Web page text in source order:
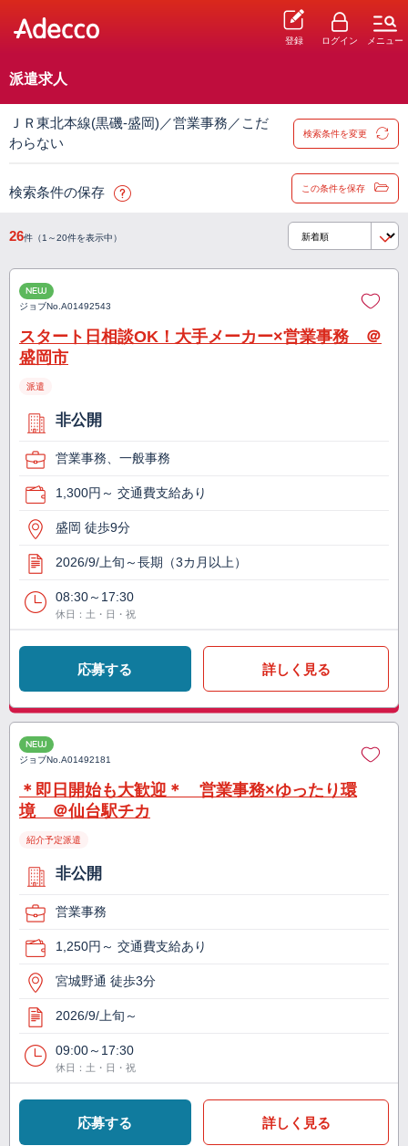
登録 ログイン メニュー
派遣求人
ＪＲ東北本線(黒磯-盛岡)／営業事務／こだ
わらない
検索条件を変更
検索条件の保存 この条件を保存
26件（1～20件を表示中）
NEW
ジョブNo.A01492543
スタート日相談OK！大手メーカー×営業事務 ＠
盛岡市
派遣
非公開
営業事務、一般事務
1,300円～ 交通費支給あり
盛岡 徒歩9分
2026/9/上旬～長期（3カ月以上）
08:30～17:30
休日：土・日・祝
応募する 詳しく見る
NEW
ジョブNo.A01492181
＊即日開始も大歓迎＊ 営業事務×ゆったり環
境 ＠仙台駅チカ
紹介予定派遣
非公開
営業事務
1,250円～ 交通費支給あり
宮城野通 徒歩3分
2026/9/上旬～
09:00～17:30
休日：土・日・祝
応募する 詳しく見る